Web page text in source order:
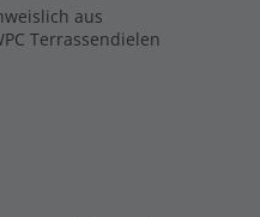
aus
Terrassendielen